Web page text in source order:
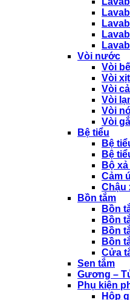
Vòi nước
Vòi
Vòi xịt
Vòi
Vòi
Vòi
Vòi
Bệ tiểu
Bệ
Bệ
Bộ
Cảm
Chậu
Bồn tắm
Bồn
Bồn
Bồn
Bồn
Cửa
Sen tắm
Gương –
Phụ kiện
Hộp